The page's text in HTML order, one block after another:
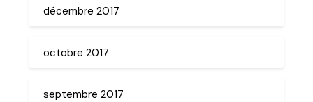
décembre 2017
octobre 2017
septembre 2017